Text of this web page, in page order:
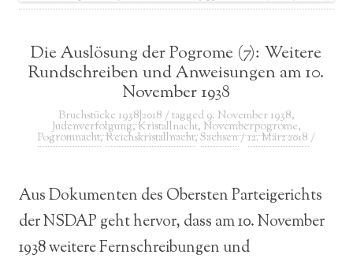
Die Auslösung der Pogrome (7): Weitere
Rundschreiben und Anweisungen am 10.
November 1938
Bruchstücke 1938|2018 / tagged 9. November 1938,
Judenverfolgung,Kristallnacht, Novemberpogrome,
Pogromnacht,Reichskristallnacht,Sachsen/12. März 2018 /
Aus Dokumenten des Obersten Parteigerichts
der NSDAP geht hervor, dass am 10. November
1938 weitere Fernschreibungen und